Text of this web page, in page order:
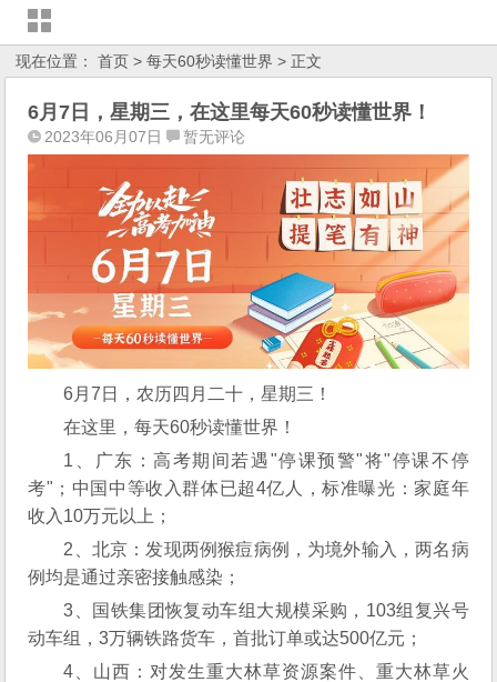
现在位置：首页 >每天60秒读懂世界 > 正文
6月7日，星期三，在这里每天60秒读懂世界！
2023年06月07日 暂无评论
6月7日，农历四月二十，星期三！
在这里，每天60秒读懂世界！
1、广东：高考期间若遇"停课预警"将"停课不停
考"；中国中等收入群体已超4亿人，标准曝光：家庭年
收入10万元以上；
2、北京：发现两例猴痘病例，为境外输入，两名病
例均是通过亲密接触感染；
3、国铁集团恢复动车组大规模采购，103组复兴号
动车组，3万辆铁路货车，首批订单或达500亿元；
4、山西：对发生重大林草资源案件、重大林草火